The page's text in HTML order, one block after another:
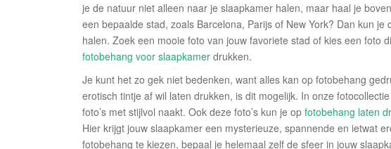
je de natuur niet alleen naar je slaapkamer halen, maar haal je
een bepaalde stad, zoals Barcelona, Parijs of New York? Dan kun
halen. Zoek een mooie foto van jouw favoriete stad of kies een foto
fotobehang voor slaapkamer drukken.
Je kunt het zo gek niet bedenken, want alles kan op fotobehang
erotisch tintje af wil laten drukken, is dit mogelijk. In onze
foto’s met stijlvol naakt. Ook deze foto’s kun je op fotobehang laten
Hier krijgt jouw slaapkamer een mysterieuze, spannende en ietwat
fotobehang te kiezen, bepaal je helemaal zelf de sfeer in jouw